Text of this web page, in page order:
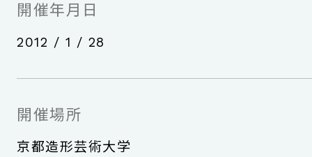
開催年月日
2012 / 1 / 28
開催場所
京都造形芸術大学